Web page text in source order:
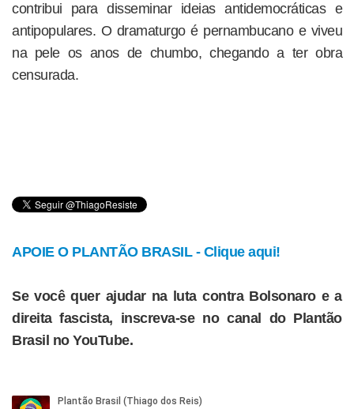
contribui para disseminar ideias antidemocráticas e
antipopulares. O dramaturgo é pernambucano e viveu
na pele os anos de chumbo, chegando a ter obra
censurada.
APOIE O PLANTÃO BRASIL - Clique aqui!
Se você quer ajudar na luta contra Bolsonaro e a
direita fascista, inscreva-se no canal do Plantão
Brasil no YouTube.